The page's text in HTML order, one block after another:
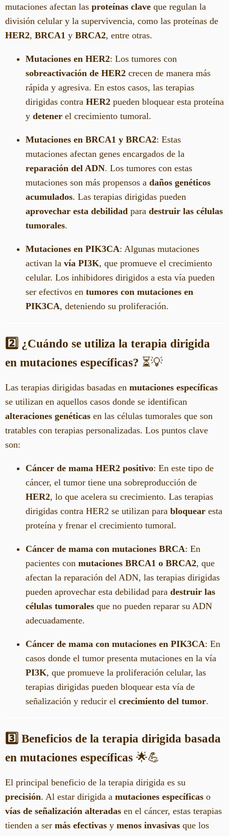
mutaciones afectan las proteínas clave que regulan la
división celular y la supervivencia, como las proteínas de
HER2, BRCA1 y BRCA2, entre otras.
Mutaciones en HER2: Los tumores con
sobreactivación de HER2 crecen de manera más
rápida y agresiva. En estos casos, las terapias
dirigidas contra HER2 pueden bloquear esta proteína
y detener el crecimiento tumoral.
Mutaciones en BRCA1 y BRCA2: Estas
mutaciones afectan genes encargados de la
reparación del ADN. Los tumores con estas
mutaciones son más propensos a daños genéticos
acumulados. Las terapias dirigidas pueden
aprovechar esta debilidad para destruir las células
tumorales.
Mutaciones en PIK3CA: Algunas mutaciones
activan la vía PI3K, que promueve el crecimiento
celular. Los inhibidores dirigidos a esta vía pueden
ser efectivos en tumores con mutaciones en
PIK3CA, deteniendo su proliferación.
2️⃣ ¿Cuándo se utiliza la terapia dirigida
en mutaciones específicas? ⏳💡
Las terapias dirigidas basadas en mutaciones específicas
se utilizan en aquellos casos donde se identifican
alteraciones genéticas en las células tumorales que son
tratables con terapias personalizadas. Los puntos clave
son:
Cáncer de mama HER2 positivo: En este tipo de
cáncer, el tumor tiene una sobreproducción de
HER2, lo que acelera su crecimiento. Las terapias
dirigidas contra HER2 se utilizan para bloquear esta
proteína y frenar el crecimiento tumoral.
Cáncer de mama con mutaciones BRCA: En
pacientes con mutaciones BRCA1 o BRCA2, que
afectan la reparación del ADN, las terapias dirigidas
pueden aprovechar esta debilidad para destruir las
células tumorales que no pueden reparar su ADN
adecuadamente.
Cáncer de mama con mutaciones en PIK3CA: En
casos donde el tumor presenta mutaciones en la vía
PI3K, que promueve la proliferación celular, las
terapias dirigidas pueden bloquear esta vía de
señalización y reducir el crecimiento del tumor.
3️⃣ Beneficios de la terapia dirigida basada
en mutaciones específicas 🌟💪
El principal beneficio de la terapia dirigida es su
precisión. Al estar dirigida a mutaciones específicas o
vías de señalización alteradas en el cáncer, estas terapias
tienden a ser más efectivas y menos invasivas que los